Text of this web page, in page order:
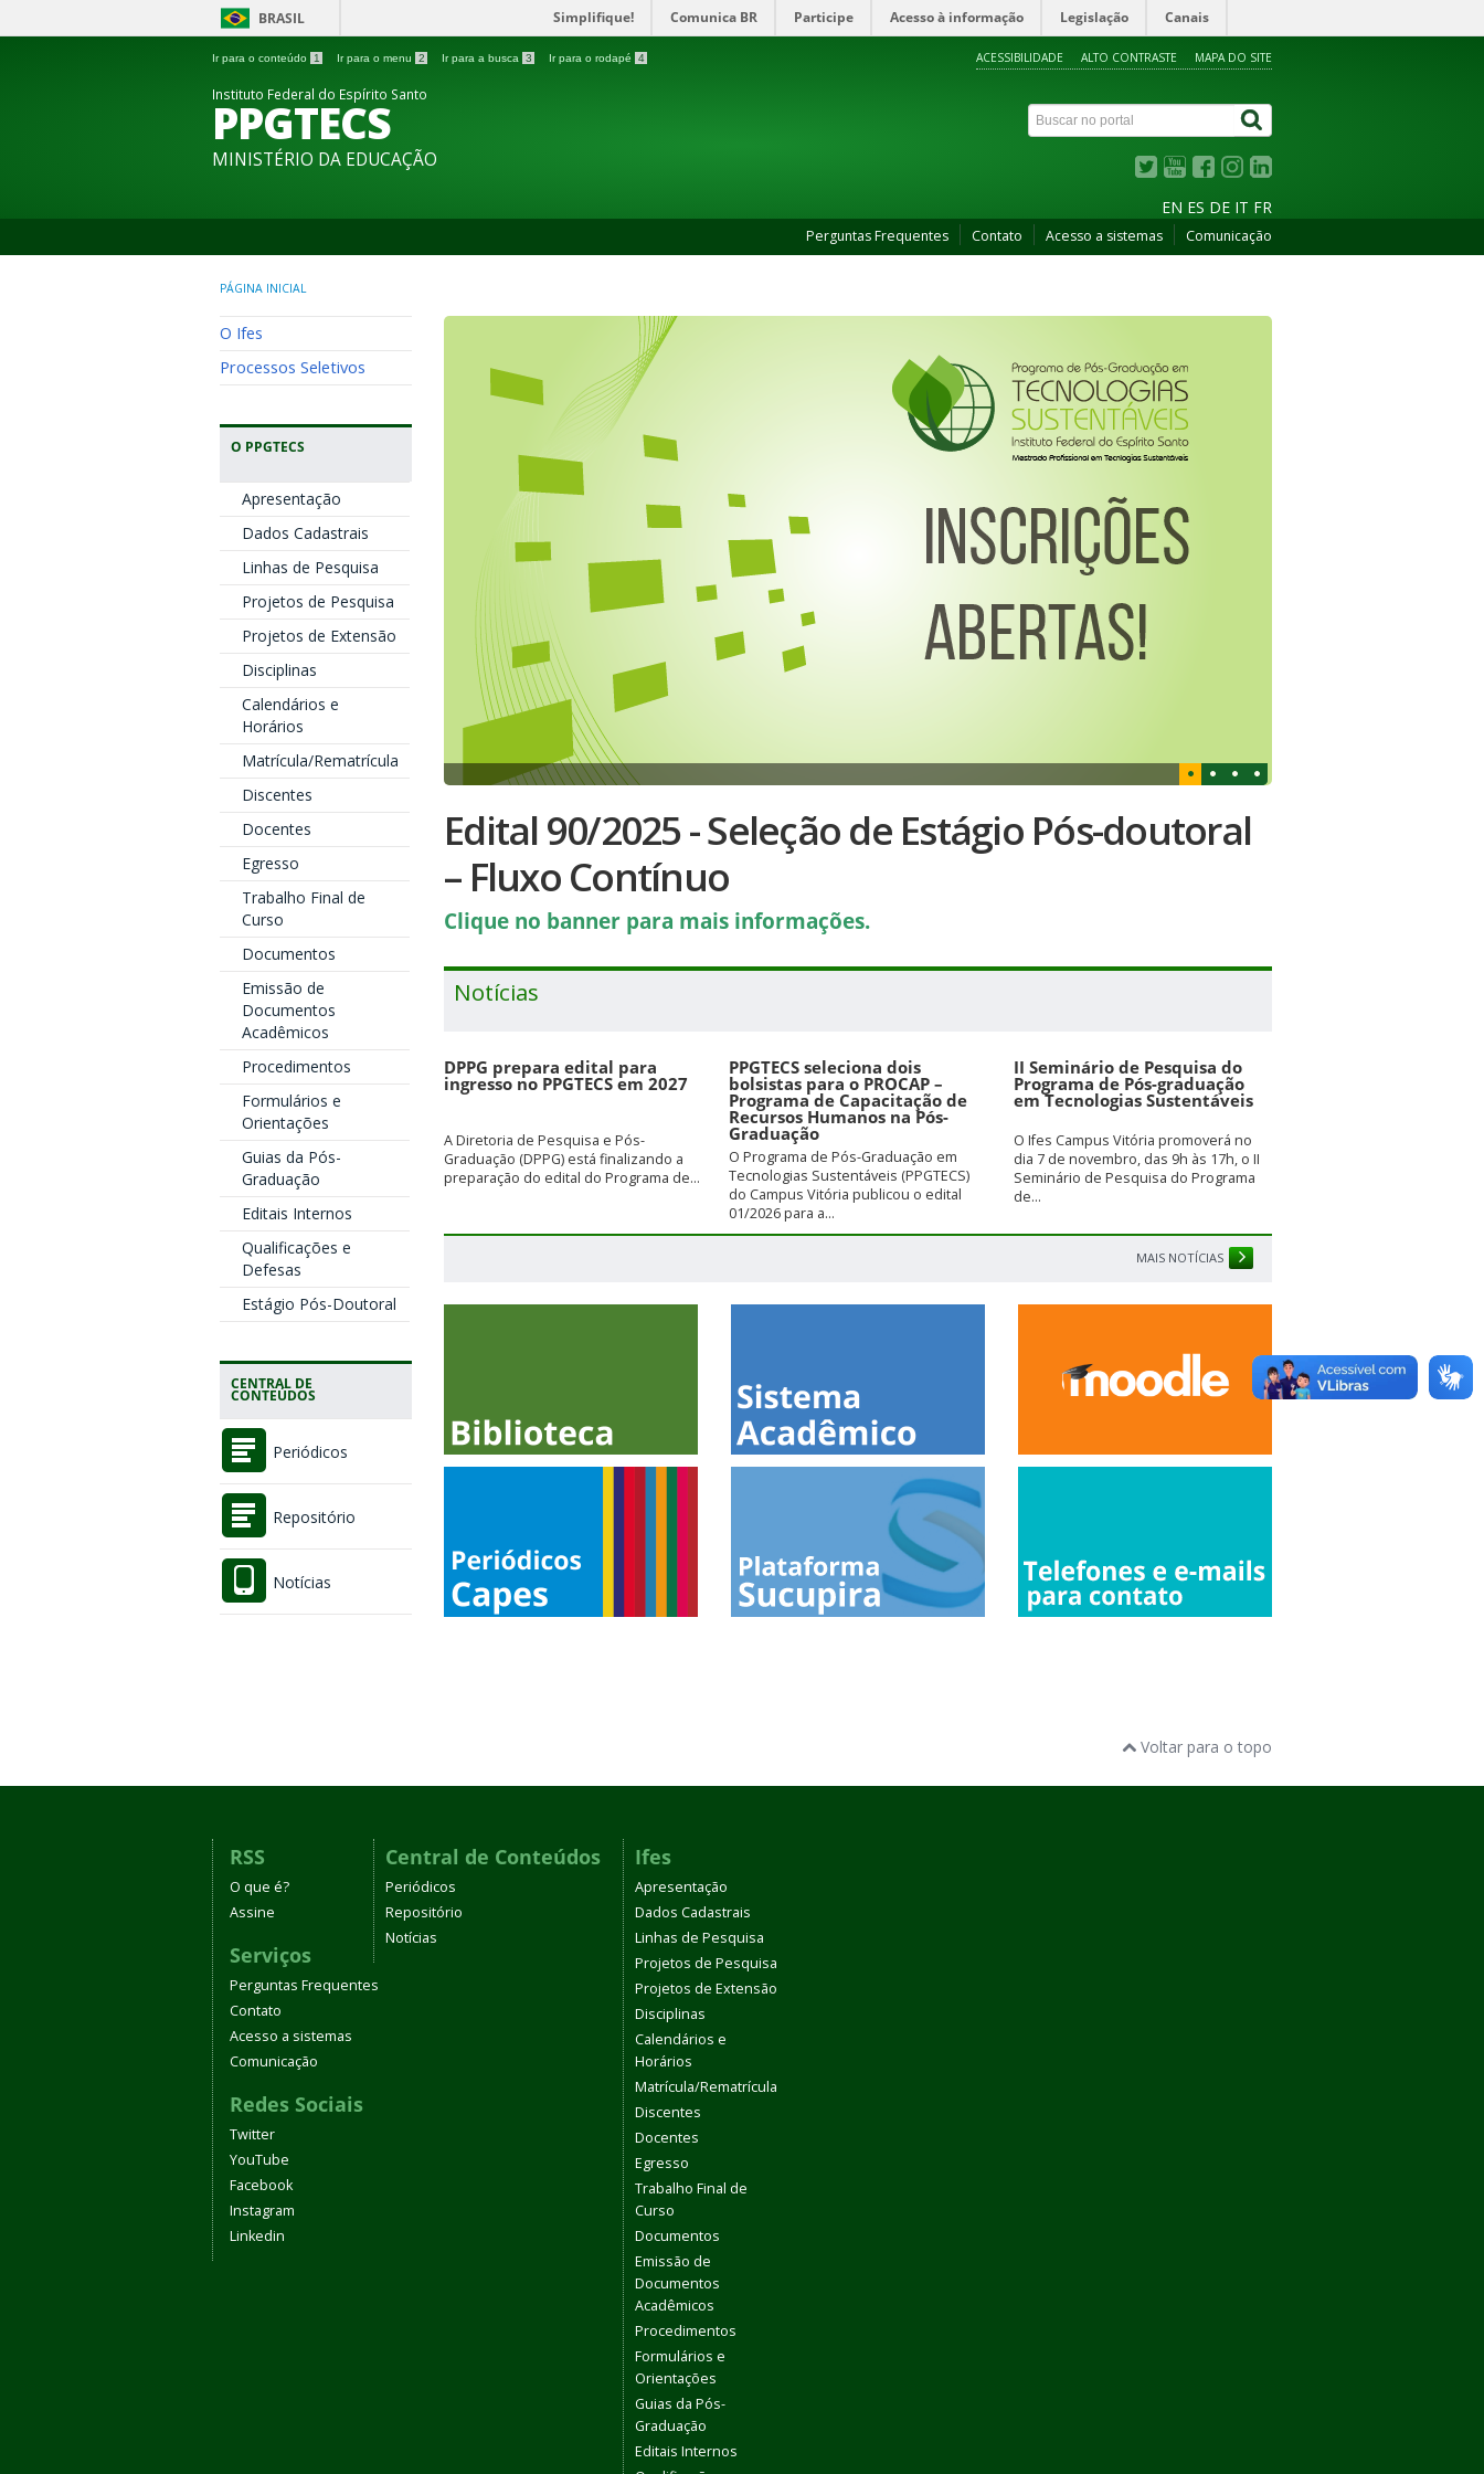
BRASIL Simplifique! Comunica BR Participe Acesso à informação Legislação Canais
Ir para o conteúdo 1 Ir para o menu 2 Ir para a busca 3 Ir para o rodapé 4 ACESSIBILIDADE ALTO CONTRASTE MAPA DO SITE
Instituto Federal do Espírito Santo
PPGTECS
MINISTÉRIO DA EDUCAÇÃO
EN ES DE IT FR
Perguntas Frequentes Contato Acesso a sistemas Comunicação
PÁGINA INICIAL
O Ifes
Processos Seletivos
O PPGTECS
Apresentação
Dados Cadastrais
Linhas de Pesquisa
Projetos de Pesquisa
Projetos de Extensão
Disciplinas
Calendários e
Horários
Matrícula/Rematrícula
Discentes
Docentes
Egresso
Trabalho Final de
Curso
Documentos
Emissão de
Documentos
Acadêmicos
Procedimentos
Formulários e
Orientações
Guias da Pós-
Graduação
Editais Internos
Qualificações e
Defesas
Estágio Pós-Doutoral
CENTRAL DE
CONTEÚDOS
Periódicos
Repositório
Notícias
Edital 90/2025 - Seleção de Estágio Pós-doutoral
– Fluxo Contínuo
Clique no banner para mais informações.
Notícias
DPPG prepara edital para
ingresso no PPGTECS em 2027
A Diretoria de Pesquisa e Pós-
Graduação (DPPG) está finalizando a
preparação do edital do Programa de...
PPGTECS seleciona dois
bolsistas para o PROCAP –
Programa de Capacitação de
Recursos Humanos na Pós-
Graduação
O Programa de Pós-Graduação em
Tecnologias Sustentáveis (PPGTECS)
do Campus Vitória publicou o edital
01/2026 para a...
II Seminário de Pesquisa do
Programa de Pós-graduação
em Tecnologias Sustentáveis
O Ifes Campus Vitória promoverá no
dia 7 de novembro, das 9h às 17h, o II
Seminário de Pesquisa do Programa
de...
MAIS NOTÍCIAS
Voltar para o topo
RSS
O que é?
Assine
Serviços
Perguntas Frequentes
Contato
Acesso a sistemas
Comunicação
Redes Sociais
Twitter
YouTube
Facebook
Instagram
Linkedin
Central de Conteúdos
Periódicos
Repositório
Notícias
Ifes
Apresentação
Dados Cadastrais
Linhas de Pesquisa
Projetos de Pesquisa
Projetos de Extensão
Disciplinas
Calendários e
Horários
Matrícula/Rematrícula
Discentes
Docentes
Egresso
Trabalho Final de
Curso
Documentos
Emissão de
Documentos
Acadêmicos
Procedimentos
Formulários e
Orientações
Guias da Pós-
Graduação
Editais Internos